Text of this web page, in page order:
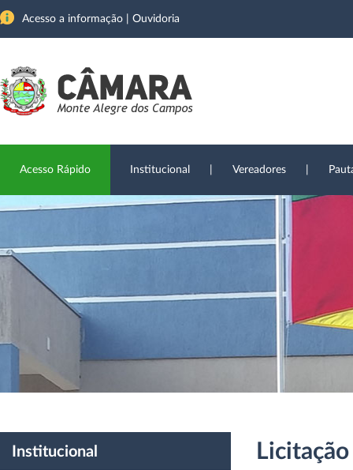
Acesso a informação Ouvidoria
Acesso Rápido Institucional Vereadores
Institucional Licitação